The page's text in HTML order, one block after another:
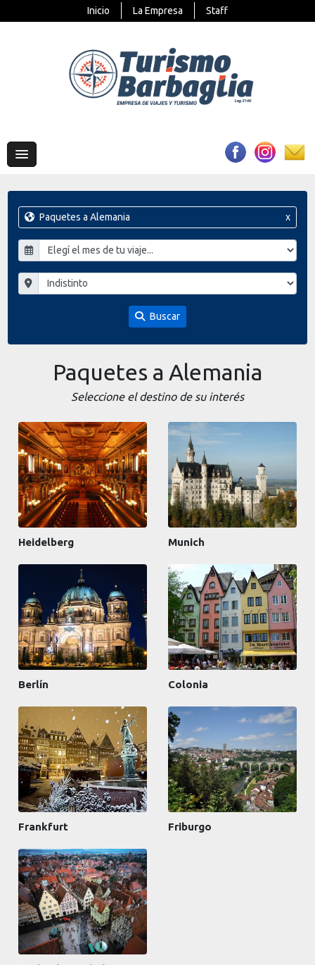
Inicio La Empresa Staff
Paquetes a Alemania x
Buscar
Paquetes a Alemania
Seleccione el destino de su interés
Heidelberg Munich
Berlín Colonia
Frankfurt Friburgo